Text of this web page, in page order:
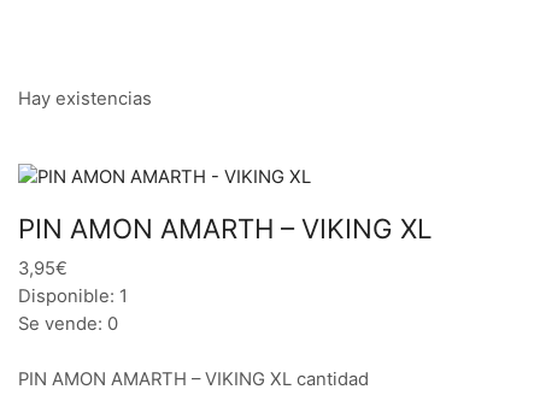
Hay existencias
PIN AMON AMARTH – VIKING XL
3,95€
Disponible: 1
Se vende: 0
PIN AMON AMARTH – VIKING XL cantidad